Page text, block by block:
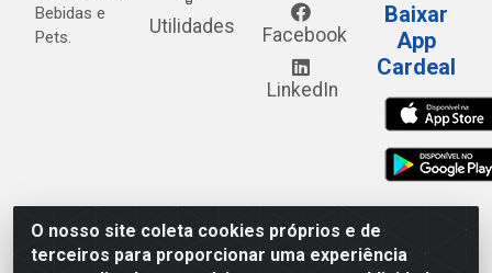
O nosso site coleta cookies próprios e de
terceiros para proporcionar uma experiência
Bebidas e
Pets.
Utilidades Facebook
LinkedIn
Baixar
App
Cardeal
Cardeal Distribuidora - Estrada Alto do Moura, 582 - Alto
do Moura - Caruaru/PE - CEP 55.040-120 - CNPJ